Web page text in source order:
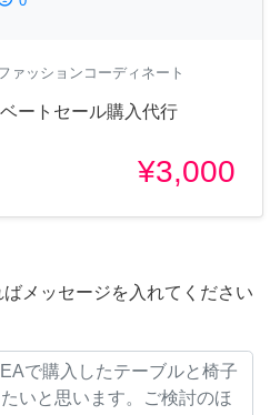
ァッションコーディネート
ートセール購入代行
¥3,000
メッセージを入れてください